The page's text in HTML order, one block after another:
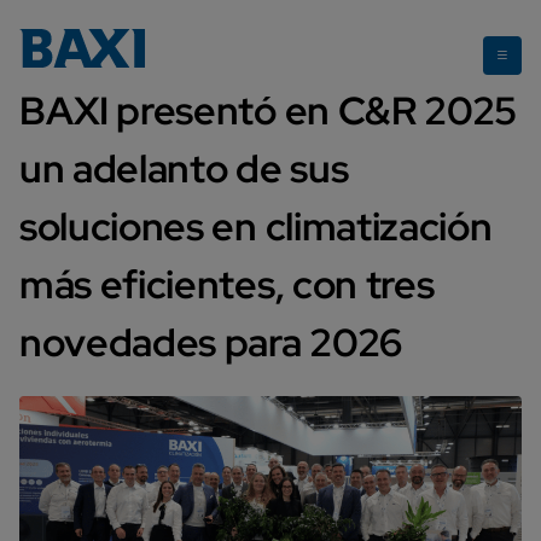
Soluciones eficientes presentadas en C&R 2025
BAXI presentó en C&R 2025
un adelanto de sus
soluciones en climatización
más eficientes, con tres
novedades para 2026